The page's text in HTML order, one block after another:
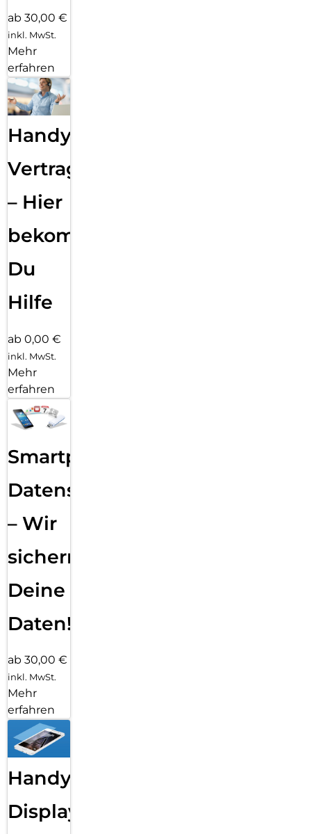
ab 30,00 €
inkl. MwSt.
Mehr
erfahren
Handy
Vertragsabwicklung
– Hier
bekommst
Du
Hilfe
ab 0,00 €
inkl. MwSt.
Mehr
erfahren
Smartphone
Datensicherung
– Wir
sichern
Deine
Daten!
ab 30,00 €
inkl. MwSt.
Mehr
erfahren
Handy
Displayfolie